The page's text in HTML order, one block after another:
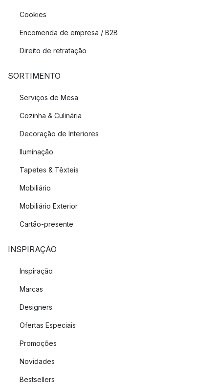
Cookies
Encomenda de empresa / B2B
Direito de retratação
SORTIMENTO
Serviços de Mesa
Cozinha & Culinária
Decoração de Interiores
Iluminação
Tapetes & Têxteis
Mobiliário
Mobiliário Exterior
Cartão-presente
INSPIRAÇÃO
Inspiração
Marcas
Designers
Ofertas Especiais
Promoções
Novidades
Bestsellers